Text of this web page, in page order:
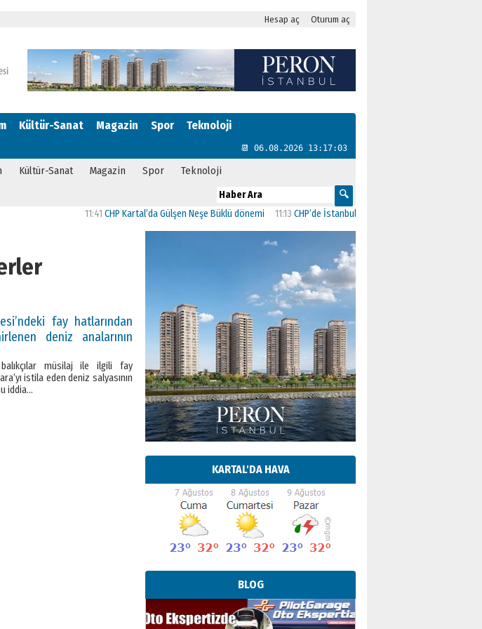
Hesap aç Oturum aç
Kültür-Sanat Magazin Spor Teknoloji
📆 06.08.2026 13:17:04
Kültür-Sanat Magazin Spor Teknoloji
CHP Kartal’da Gülşen Neşe Büklü dönemi 11:13CHP’de İstanbul’daki 23 İlçenin Başkanları Belli Oldu
fay hatlarından
deniz analarının
balıkçılar müsilaj ile ilgili fay
istila eden deniz salyasının
iddia…
KARTAL'DA HAVA
BLOG